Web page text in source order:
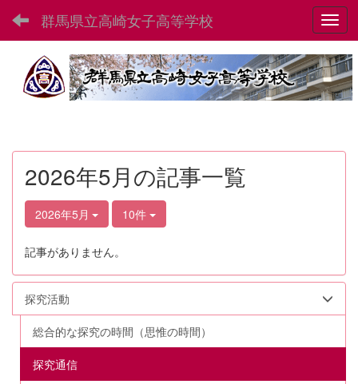
群馬県立高崎女子高等学校
2026年5月の記事一覧
2026年5月 10件
記事がありません。
探究活動
総合的な探究の時間（思惟の時間）
探究通信